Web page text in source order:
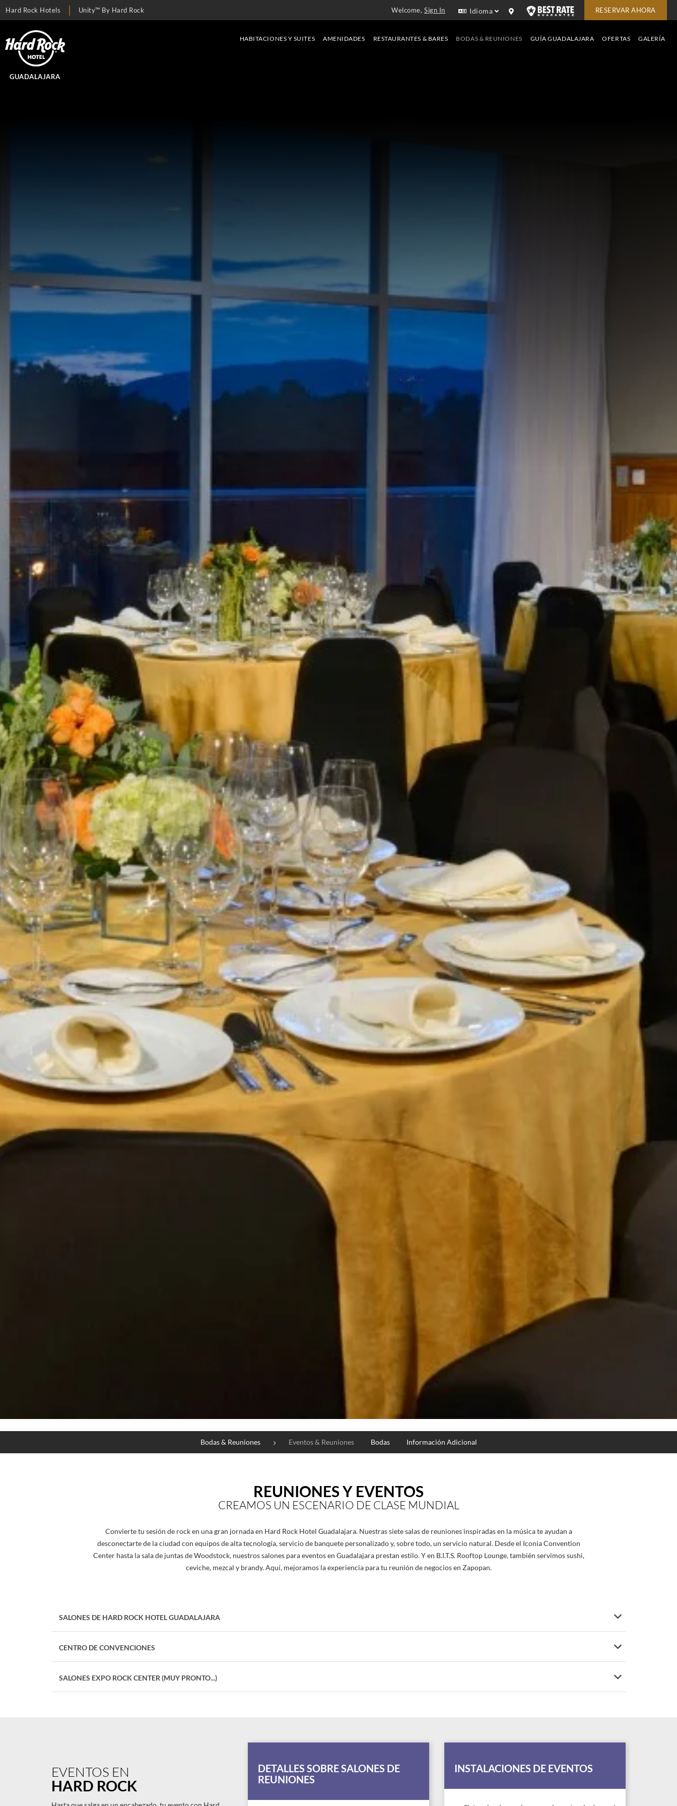
Hard Rock Hotels Unity™ By Hard Rock Welcome,Sign In Idioma RESERVAR AHORA
GUADALAJARA
HABITACIONES Y SUITES AMENIDADES RESTAURANTES & BARES BODAS & REUNIONES GUÍA GUADALAJARA OFERTAS GALERÍA
Bodas & Reuniones Eventos & Reuniones Bodas Información Adicional
REUNIONES Y EVENTOS
CREAMOS UN ESCENARIO DE CLASE MUNDIAL
Convierte tu sesión de rock en una gran jornada en Hard Rock Hotel Guadalajara. Nuestras siete salas de reuniones inspiradas en la música te ayudan a
desconectarte de la ciudad con equipos de alta tecnología, servicio de banquete personalizado y, sobre todo, un servicio natural. Desde el Iconia Convention
Center hasta la sala de juntas de Woodstock, nuestros salones para eventos en Guadalajara prestan estilo. Y en B.I.T.S. Rooftop Lounge, también servimos sushi,
ceviche, mezcal y brandy. Aquí, mejoramos la experiencia para tu reunión de negocios en Zapopan.
SALONES DE HARD ROCK HOTEL GUADALAJARA
CENTRO DE CONVENCIONES
SALONES EXPO ROCK CENTER (MUY PRONTO...)
EVENTOS EN
HARD ROCK
DETALLES SOBRE SALONES DE
REUNIONES
INSTALACIONES DE EVENTOS